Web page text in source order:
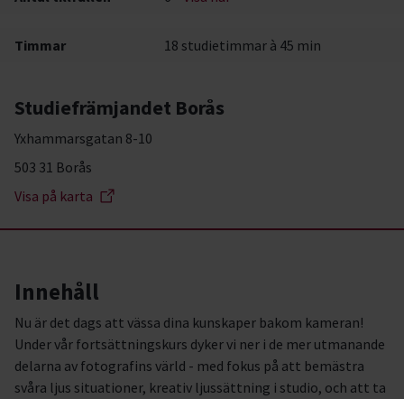
Timmar 18 studietimmar à 45 min
Studiefrämjandet Borås
Yxhammarsgatan 8-10
503 31 Borås
Visa på karta
Innehåll
Nu är det dags att vässa dina kunskaper bakom kameran!
Under vår fortsättningskurs dyker vi ner i de mer utmanande
delarna av fotografins värld - med fokus på att bemästra
svåra ljus situationer, kreativ ljussättning i studio, och att ta